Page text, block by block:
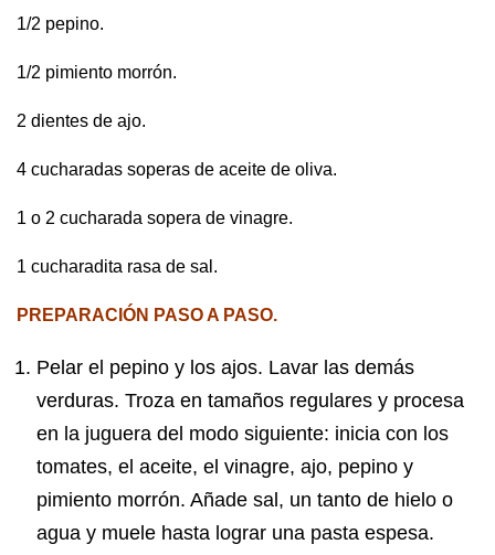
1/2 pepino.
1/2 pimiento morrón.
2 dientes de ajo.
4 cucharadas soperas de aceite de oliva.
1 o 2 cucharada sopera de vinagre.
1 cucharadita rasa de sal.
PREPARACIÓN PASO A PASO.
Pelar el pepino y los ajos. Lavar las demás
verduras. Troza en tamaños regulares y procesa
en la juguera del modo siguiente: inicia con los
tomates, el aceite, el vinagre, ajo, pepino y
pimiento morrón. Añade sal, un tanto de hielo o
agua y muele hasta lograr una pasta espesa.